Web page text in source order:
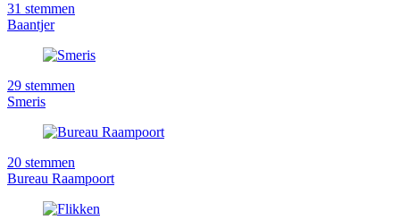
31 stemmen
Baantjer
29 stemmen
Smeris
20 stemmen
Bureau Raampoort